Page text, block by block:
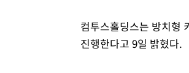
[속보]뉴욕증시 상승 마감…S&P
컴투스홀딩스는 방치형
진행한다고 9일 밝혔다.